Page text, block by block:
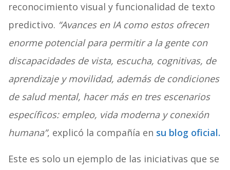
reconocimiento visual y funcionalidad de texto
predictivo. “Avances en IA como estos ofrecen
enorme potencial para permitir a la gente con
discapacidades de vista, escucha, cognitivas, de
aprendizaje y movilidad, además de condiciones
de salud mental, hacer más en tres escenarios
específicos: empleo, vida moderna y conexión
humana”, explicó la compañía en su blog oficial.
Este es solo un ejemplo de las iniciativas que se